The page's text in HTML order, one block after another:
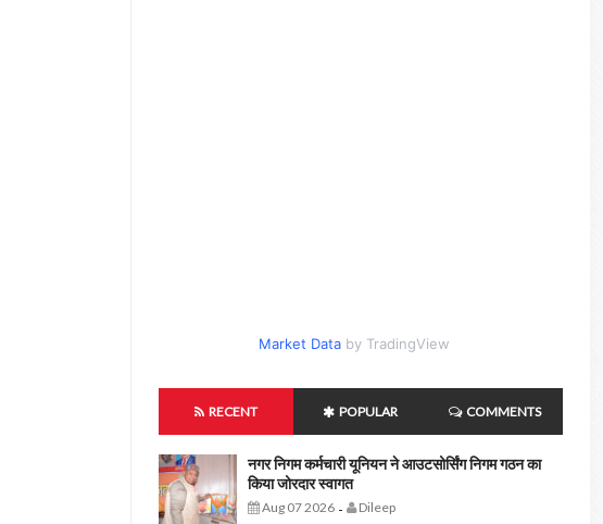
Market Databy TradingView
RECENT POPULAR COMMENTS
नगर निगम कर्मचारी यूनियन ने आउटसोर्सिंग निगम गठन का
किया जोरदार स्वागत
Aug 07 2026- Dileep